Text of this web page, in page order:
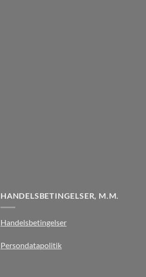
HANDELSBETINGELSER, M.M.
Handelsbetingelser
Persondatapolitik